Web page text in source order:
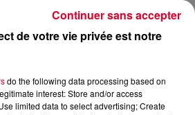
STRY ET MALACHIII SUR LE TITRE
de votre vie privée est notre
do the following data processing based on
interest: Store and/or access
limited data to select advertising; Create
Continuer sans accepter